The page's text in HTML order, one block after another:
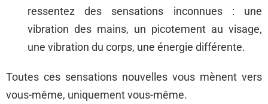
ressentez des sensations inconnues : une
vibration des mains, un picotement au visage,
une vibration du corps, une énergie différente.
Toutes ces sensations nouvelles vous mènent vers
vous-même, uniquement vous-même.